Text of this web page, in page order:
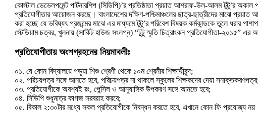
কোস্টাল ডেভেলপমেন্ট পার্টনারশিপ (সিডিপি)’র প্রতিষ্ঠাতা প্রয়াত আশরাফ-উল-আলম টুটু’র
প্রতিযোগীতার আয়োজন করছে। বাংলাদেশের দক্ষিণ-পশ্চিমাঞ্চলের ছাত্র-ছাত্রীদের মাঝে
করা হচ্ছে যে ভবিষ্যৎ প্রজন্মের মাঝে এর মাধ্যমে টুটু’র পরিবেশ বিষয়ক কর্মকান্ডকে তুলে ধরার
স্টেডিয়াম চত্বর, খুলনায় (সার্কিট হাউজ সংলগ্ন) “টুটু স্মৃতি চিত্রাংকন প্রতিযোগীতা-২০১৫”
প্রতিযোগীতায় অংশগ্রহনের নিয়মাবলীঃ
০১. যে কোন বিদ্যালয়ে পড়ুয়া শিশু শ্রেণী থেকে ১০ম শ্রেনীর শিক্ষার্থীবৃন্দ;
০২. পরিচয়পত্র সঙ্গে আনতে হবে, পরিচয়পত্র না থাকলে স্কুলের শিক্ষকদের দেয়া সনাক্তকরণপত্র;
০৩. প্রতিযোগীকে অবশ্যই রং, পেন্সিল ও আনুষাঙ্গিক উপকরণ সঙ্গে আনতে হবে;
০৪. সিডিপি শুধুমাত্র কাগজ সরবরাহ করবে;
০৫. বিকাল ২:৩০টার মধ্যে সকল প্রতিযোগীকে নিবন্ধন করতে হবে, এখানে কোন ফি প্রযোজ্য নয়।